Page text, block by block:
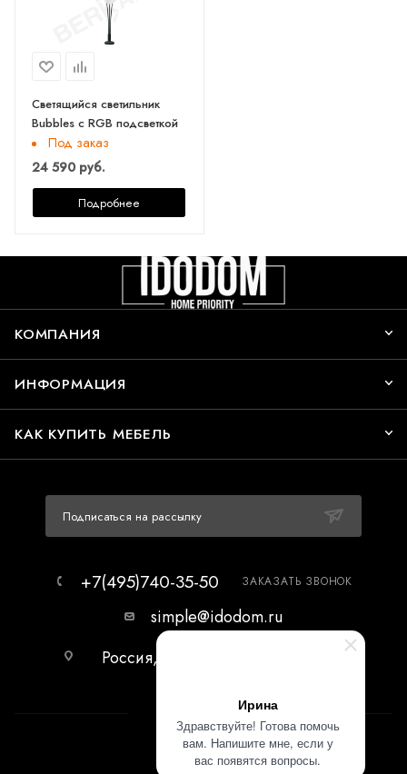
Ирина
Здравствуйте! Готова помочь
вам. Напишите мне, если у
вас появятся вопросы.
Светящийся светильник
Bubbles с RGB подсветкой
Под заказ
24 590 руб.
Подробнее
КОМПАНИЯ
ИНФОРМАЦИЯ
КАК КУПИТЬ МЕБЕЛЬ
Подписаться на рассылку
+7(495)740-35-50 ЗАКАЗАТЬ ЗВОНОК
simple@idodom.ru
Россия, г.Москва, МЦ Гранд-2,